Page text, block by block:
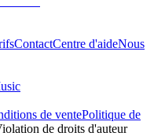
ContactCentre d'aideNous
de ventePolitique de
de droits d'auteur